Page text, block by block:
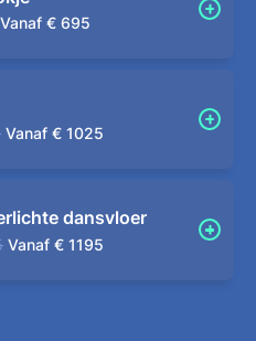
Vanaf € 695
Vanaf € 1025
dansvloer
Vanaf € 1195